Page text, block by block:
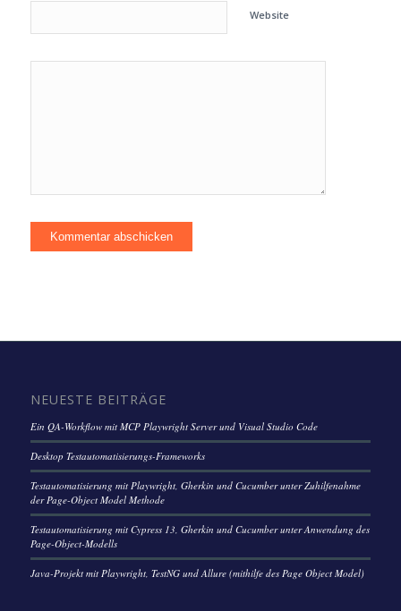
Website
NEUESTE BEITRÄGE
Ein QA-Workflow mit MCP Playwright Server und Visual Studio Code
Desktop Testautomatisierungs-Frameworks
Testautomatisierung mit Playwright, Gherkin und Cucumber unter Zuhilfenahme
der Page-Object Model Methode
Testautomatisierung mit Cypress 13, Gherkin und Cucumber unter Anwendung des
Page-Object-Modells
Java-Projekt mit Playwright, TestNG und Allure (mithilfe des Page Object Model)